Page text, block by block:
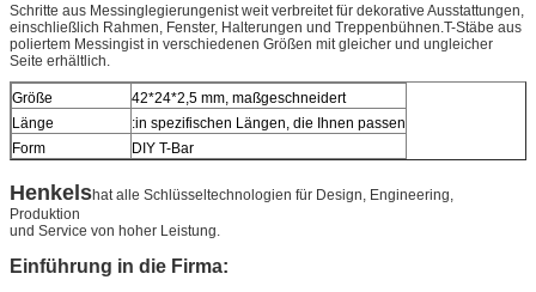
Schritte aus Messinglegierungenist weit verbreitet für dekorative Ausstattungen,
einschließlich Rahmen, Fenster, Halterungen und Treppenbühnen.T-Stäbe aus
poliertem Messingist in verschiedenen Größen mit gleicher und ungleicher
Seite erhältlich.
Größe
42*24*2,5 mm, maßgeschneidert
Länge
:in spezifischen Längen, die Ihnen passen
Form
DIY T-Bar
Henkelshat alle Schlüsseltechnologien für Design, Engineering,
Produktion
und Service von hoher Leistung.
Einführung in die Firma: